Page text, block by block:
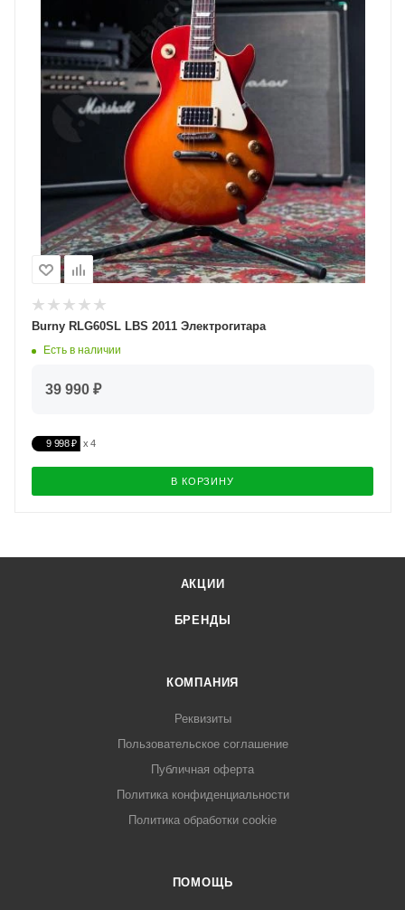
Burny RLG60SL LBS 2011 Электрогитара
Есть в наличии
39 990 ₽
9 998 ₽
В КОРЗИНУ
АКЦИИ
БРЕНДЫ
КОМПАНИЯ
Реквизиты
Пользовательское соглашение
Публичная оферта
Политика конфиденциальности
Политика обработки cookie
ПОМОЩЬ